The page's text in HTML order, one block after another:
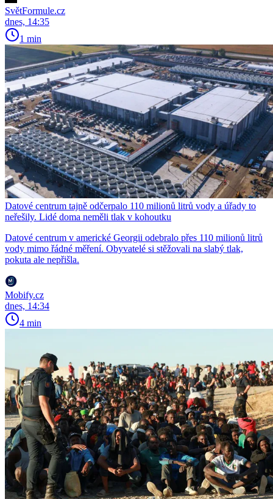
SvětFormule.cz
dnes, 14:35
1 min
Datové centrum tajně odčerpalo 110 milionů litrů vody a úřady to
neřešily. Lidé doma neměli tlak v kohoutku
Datové centrum v americké Georgii odebralo přes 110 milionů litrů
vody mimo řádné měření. Obyvatelé si stěžovali na slabý tlak,
pokuta ale nepřišla.
Mobify.cz
dnes, 14:34
4 min